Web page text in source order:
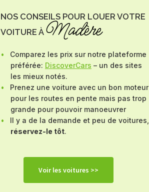
NOS CONSEILS POUR LOUER VOTRE
VOITURE À Madère
Comparez les prix sur notre plateforme
préférée: DiscoverCars – un des sites
les mieux notés.
Prenez une voiture avec un bon moteur
pour les routes en pente mais pas trop
grande pour pouvoir manoeuvrer
Il y a de la demande et peu de voitures,
réservez-le tôt.
Voir les voitures >>